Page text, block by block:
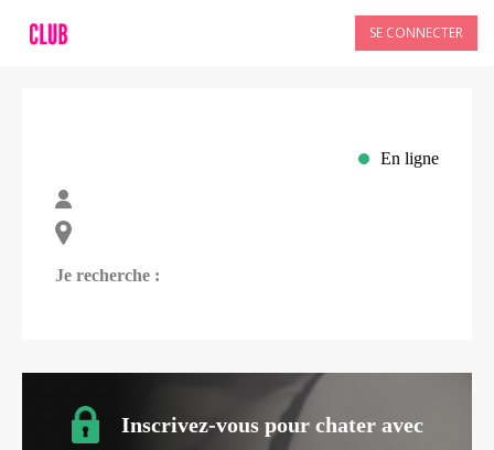
SE CONNECTER
En ligne
Je recherche :
Inscrivez-vous pour chater avec